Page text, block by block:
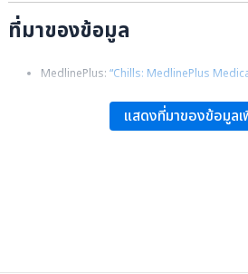
ที่มาของข้อมูล
MedlinePlus: “Chills: MedlinePlus
แสดงที่มาของข้อมูลเ